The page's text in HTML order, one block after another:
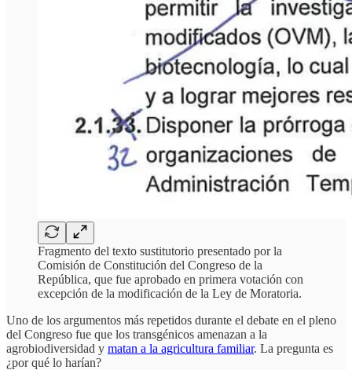
Fragmento del texto sustitutorio presentado por la
Comisión de Constitución del Congreso de la
República, que fue aprobado en primera votación con
excepción de la modificación de la Ley de Moratoria.
Uno de los argumentos más repetidos durante el debate en el pleno
del Congreso fue que los transgénicos amenazan a la
agrobiodiversidad y matan a la agricultura familiar. La pregunta es
¿por qué lo harían?